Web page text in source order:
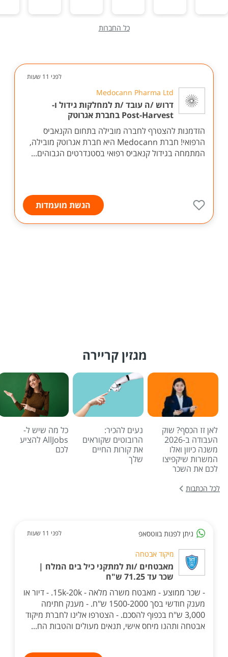
כל החברות
לפני 11 שעות
Medocann Pharma Ltd
דרוש /ה עובד /ת למחלקות גידול ו-
Post-Harvest בחברת אגרוטק
הזדמנות להצטרף לחברה מובילה בתחום הקנאביס
הרפואי! חברת Medocann היא חברת אגרוטק מובילה,
המתמחה בגידול קנאביס רפואי בסטנדרטים הגבוהים...
הגשת מועמדות
מגזין קריירה
לאן זז הכסף? שוק
העבודה ב-2026
משנה כיוון ואלו
המשרות שיקפיצו
לכם את השכר
נעים להכיר:
הרובוטים שקוראים
את קורות החיים
שלך
כל מה שיש ל-
AllJobs להציע
לכם
לכל הכתבות
ניתן לפנות בווטסאפ לפני 11 שעות
מיקוד אבטחה
מאבטחים /ות למתקני כיל בים המלח |
שכר עד 71.25 ש"ח
- שכר ממוצע - מאבטח משרה מלאה - 15k-20k. - דיור או
מענק חודשי בסך 1500-2000 ש"ח. - מענק חתימה
3,000 ש"ח בכפוף להסכם. - הצטרפו אלינו לחברת מיקוד
אבטחה ותהנו מיחס אישי, תנאים מעולים והטבות הח...